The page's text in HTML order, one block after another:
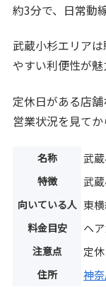
約3分で、日常動
武蔵小杉エリア
やすい利便性が魅
定休日がある店
営業状況を見て
名称 武
特徴 武
向いている人 東
料金目安 ヘ
注意点 定
住所 神